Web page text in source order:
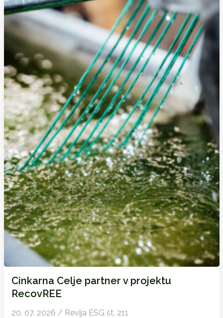
Cinkarna Celje partner v projektu
RecovREE
20. 07. 2026 / Revija ESG št. 211